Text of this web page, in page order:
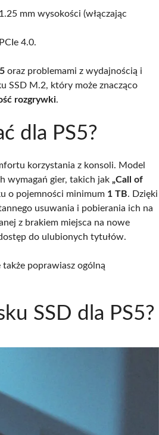
mm wysokości (włączając
4.0.
oraz problemami z wydajnością i
SSD M.2, który może znacząco
rozgrywki.
dla PS5?
korzystania z konsoli. Model
wymagań gier, takich jak „Call of
o pojemności minimum 1 TB. Dzięki
usuwania i pobierania ich na
z brakiem miejsca na nowe
do ulubionych tytułów.
poprawiasz ogólną
SSD dla PS5?